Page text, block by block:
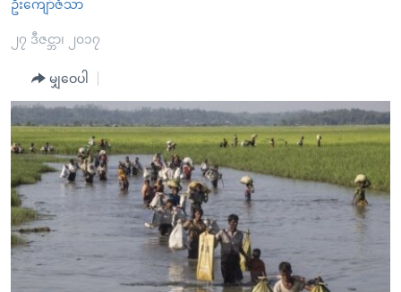
Link
များ
အကြောင်းအရာ
သို့
ကျော်
ကြည့်
ရန်
ပင်မ
အ
ညွန်း
နိုင်ငံတကာ
တရုတ်
အစ္စရေး-ပါလက်စတိုင်း
ဗွီဒီယို
ရပ်ဝန်းတခု လမ်းတခု အလွန်
အင်္ဂလိပ်စာလေ့လာမယ်
အမေရိကန်သုံးအီဒီယံ
မကြေးမုံရဲ့ အင်္ဂလိပ်စာ
ရုပ်ရှင်ထဲက အင်္ဂလိပ်စာ
သုတပဒေသာ အင်္ဂလိပ်စာ
အပတ်စဉ်ကဏ္ဍများ
တီဗွီ
ရေဒီယိုနှင့်ရုပ်သံ အချက်အလက်များ
ရေဒီယို/တီဗွီအစီအစဉ်
Learning English
ဦးကျော်ဇံသာ
၂၇ ဒီဇင္ဘာ၊ ၂၀၁၇
မျှဝေပါ